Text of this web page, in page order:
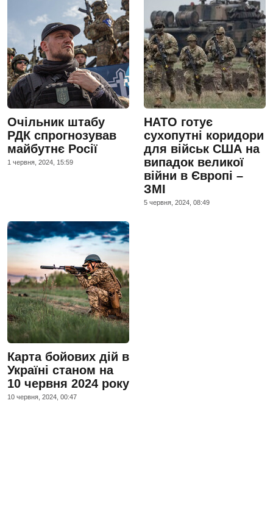
Очільник штабу
РДК спрогнозував
майбутнє Росії
1 червня, 2024, 15:59
НАТО готує
сухопутні коридори
для військ США на
випадок великої
війни в Європі –
ЗМІ
5 червня, 2024, 08:49
Карта бойових дій в
Україні станом на
10 червня 2024 року
10 червня, 2024, 00:47